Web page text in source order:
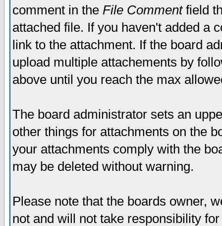
comment in the File Commentfield
attached file. If you haven't added a
link to the attachment. If the board
upload multiple attachements by
above until you reach the max
The board administrator sets an
other things for attachments on the
your attachments comply with the
may be deleted without warning.
Please note that the boards owner,
not and will not take responsibility